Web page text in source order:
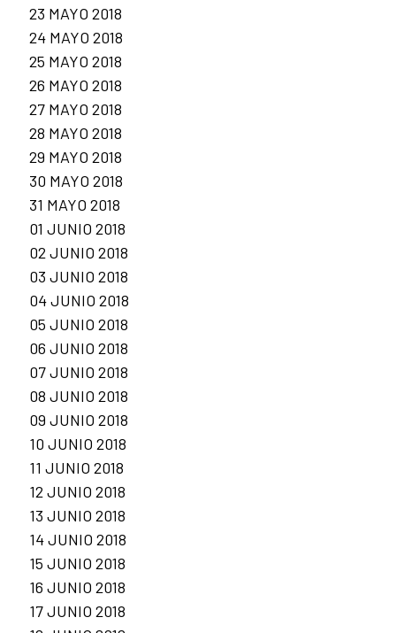
23 MAYO 2018
24 MAYO 2018
25 MAYO 2018
26 MAYO 2018
27 MAYO 2018
28 MAYO 2018
29 MAYO 2018
30 MAYO 2018
31 MAYO 2018
01 JUNIO 2018
02 JUNIO 2018
03 JUNIO 2018
04 JUNIO 2018
05 JUNIO 2018
06 JUNIO 2018
07 JUNIO 2018
08 JUNIO 2018
09 JUNIO 2018
10 JUNIO 2018
11 JUNIO 2018
12 JUNIO 2018
13 JUNIO 2018
14 JUNIO 2018
15 JUNIO 2018
16 JUNIO 2018
17 JUNIO 2018